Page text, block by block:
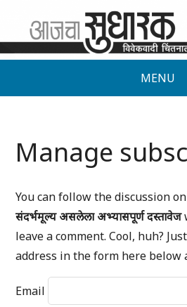
MENU
Manage
You can follow the discussion
संदर्भमूल्य असलेला अभ्यासपूर्ण दस्तावेज
leave a comment. Cool, huh?
address in the form here below
Email